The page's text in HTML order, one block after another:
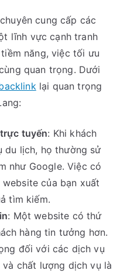
cung cấp các
lĩnh vực cạnh tranh
năng, việc tối ưu
quan trọng. Dưới
lại quan trọng
tuyến: Khi khách
du lịch, họ thường sử
như Google. Việc có
của bạn xuất
tìm kiếm.
: Một website có thứ
hàng tin tưởng hơn.
đối với các dịch vụ
chất lượng dịch vụ là